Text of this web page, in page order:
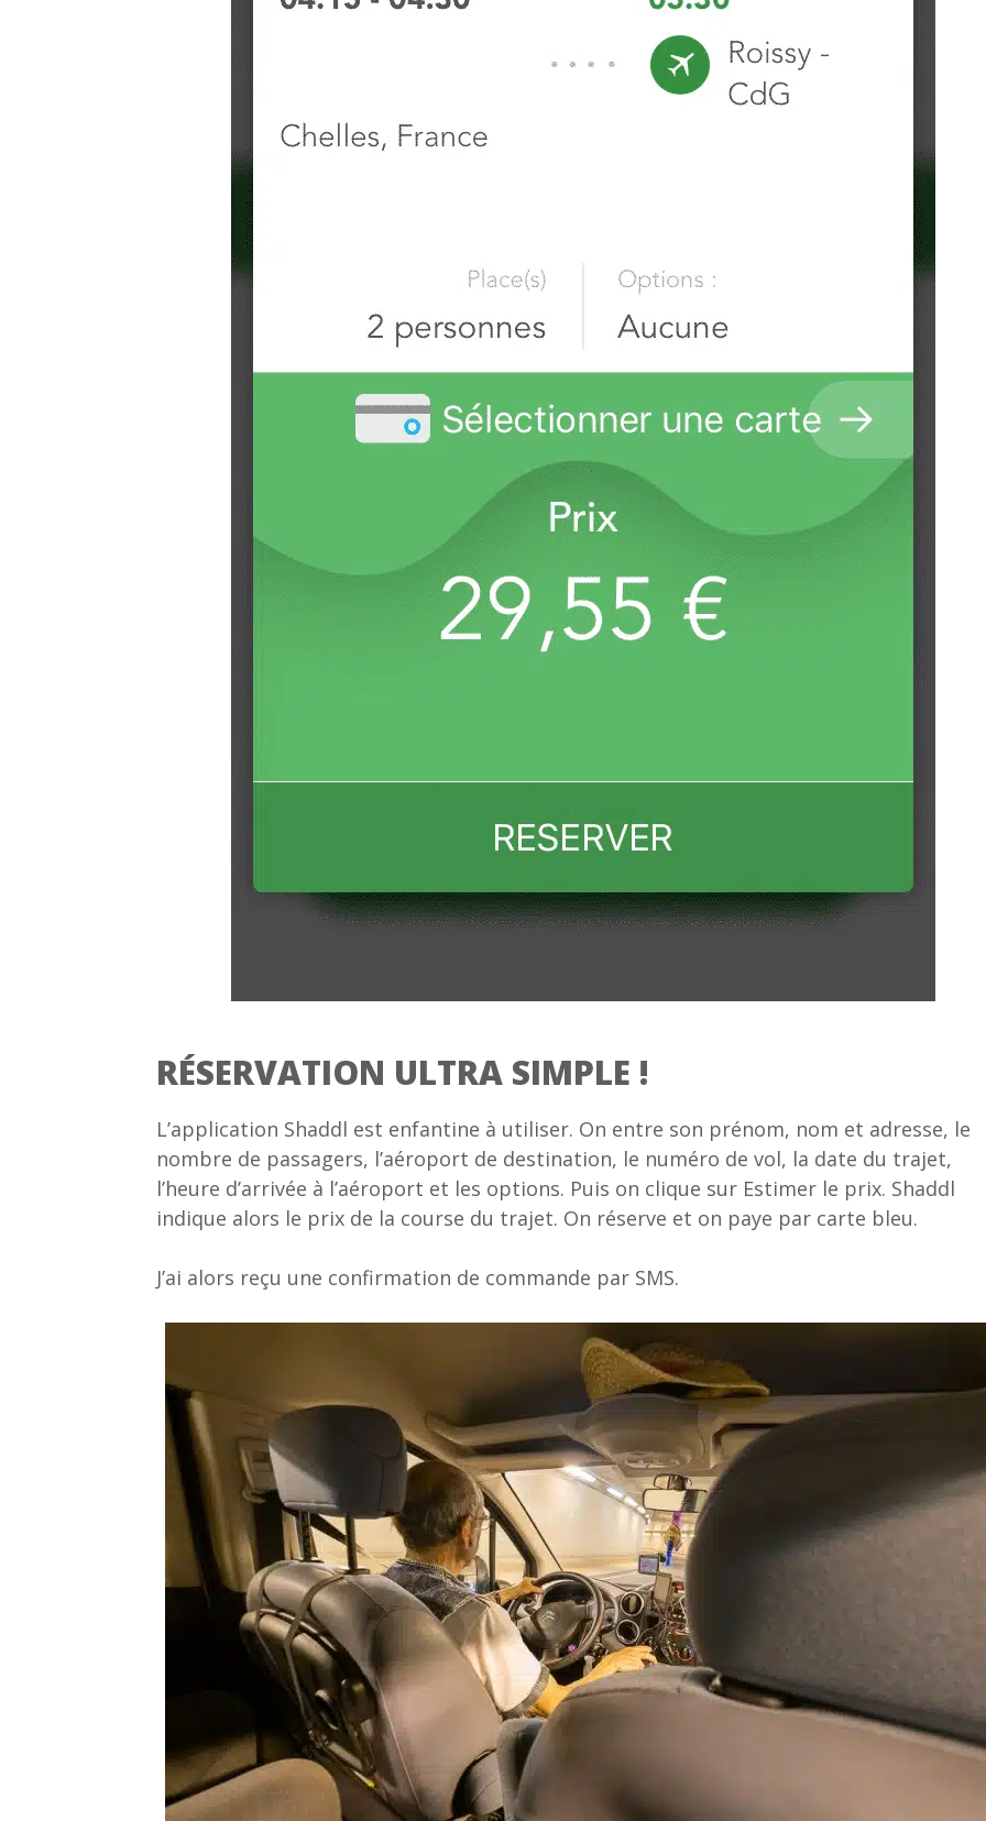
RÉSERVATION ULTRA SIMPLE !
L’application Shaddl est enfantine à utiliser. On entre son prénom, nom et adresse, le
nombre de passagers, l’aéroport de destination, le numéro de vol, la date du trajet,
l’heure d’arrivée à l’aéroport et les options. Puis on clique sur Estimer le prix. Shaddl
indique alors le prix de la course du trajet. On réserve et on paye par carte bleu.
J’ai alors reçu une confirmation de commande par SMS.